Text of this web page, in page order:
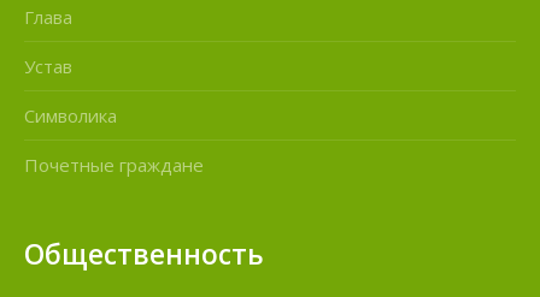
Глава
Устав
Символика
Почетные граждане
Общественность